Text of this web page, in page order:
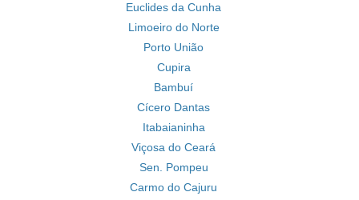
Euclides da Cunha
Limoeiro do Norte
Porto União
Cupira
Bambuí
Cícero Dantas
Itabaianinha
Viçosa do Ceará
Sen. Pompeu
Carmo do Cajuru